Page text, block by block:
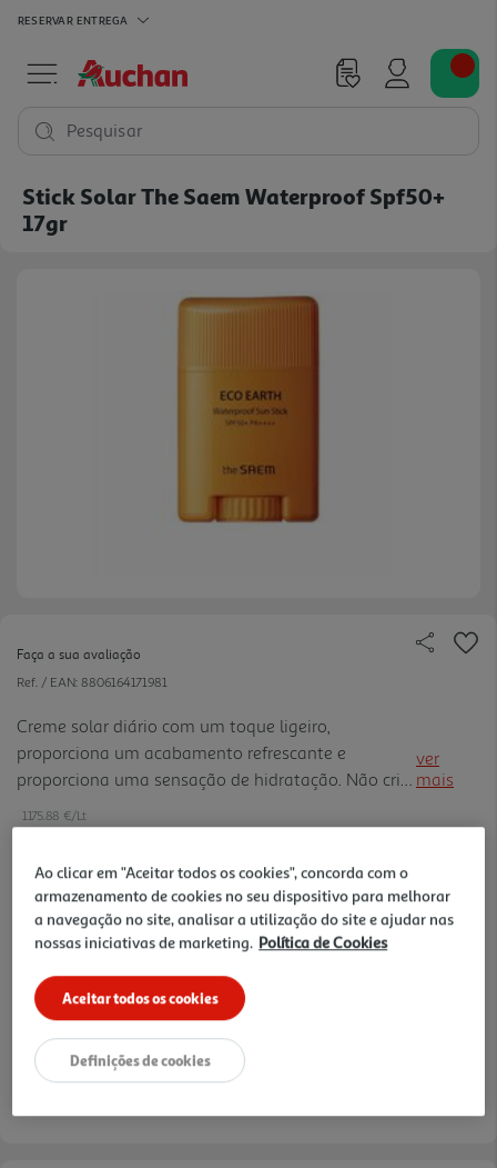
RESERVAR ENTREGA
Pesquisar
Stick Solar The Saem Waterproof Spf50+
17gr
Faça a sua avaliação
Ref. / EAN: 8806164171981
Creme solar diário com um toque ligeiro,
proporciona um acabamento refrescante e
proporciona uma sensação de hidratação. Não cria
um efeito de máscara.
ver
mais
1175.88 €/Lt
19,99 €
Ao clicar em "Aceitar todos os cookies", concorda com o
armazenamento de cookies no seu dispositivo para melhorar
a navegação no site, analisar a utilização do site e ajudar nas
nossas iniciativas de marketing. Política de Cookies
Aceitar todos os cookies
Definições de cookies